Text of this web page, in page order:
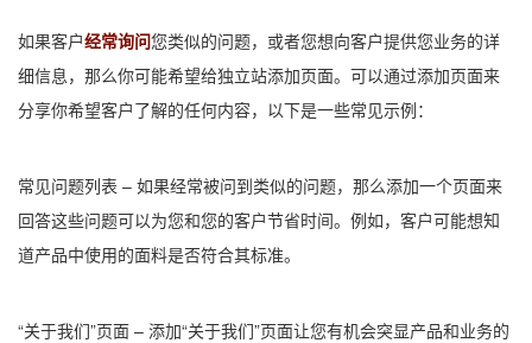
如果客户经常询问您类似的问题，或者您想向客户提供您业务的详
细信息，那么你可能希望给独立站添加页面。可以通过添加页面来
分享你希望客户了解的任何内容，以下是一些常见示例：
常见问题列表 – 如果经常被问到类似的问题，那么添加一个页面来
回答这些问题可以为您和您的客户节省时间。例如，客户可能想知
道产品中使用的面料是否符合其标准。
“关于我们”页面 – 添加“关于我们”页面让您有机会突显产品和业务的